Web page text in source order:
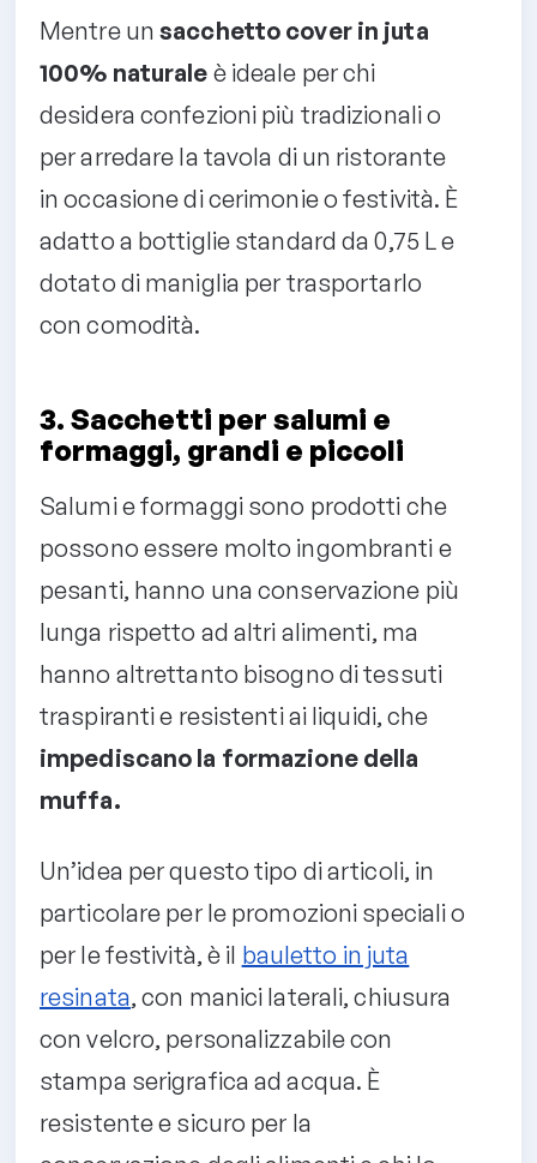
Mentre unsacchetto cover in juta
100% naturale è ideale per chi
desidera confezioni più tradizionali o
per arredare la tavola di un ristorante
in occasione di cerimonie o festività. È
adatto a bottiglie standard da 0,75 L e
dotato di maniglia per trasportarlo
con comodità.
3. Sacchetti per salumi e
formaggi, grandi e piccoli
Salumi e formaggi sono prodotti che
possono essere molto ingombranti e
pesanti, hanno una conservazione più
lunga rispetto ad altri alimenti, ma
hanno altrettanto bisogno di tessuti
traspiranti e resistenti ai liquidi, che
impediscano la formazione della
muffa.
Un’idea per questo tipo di articoli, in
particolare per le promozioni speciali o
per le festività, è il bauletto in juta
resinata, con manici laterali, chiusura
con velcro, personalizzabile con
stampa serigrafica ad acqua. È
resistente e sicuro per la